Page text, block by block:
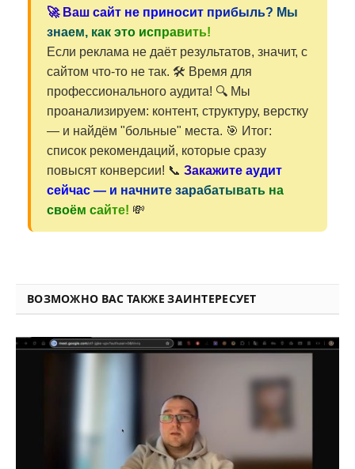
🚀 Ваш сайт не приносит прибыль? Мы
знаем, как это исправить!
Если реклама не даёт результатов, значит, с
сайтом что-то не так. 🛠️ Время для
профессионального аудита! 🔍 Мы
проанализируем: контент, структуру, верстку
— и найдём "больные" места. 🎯 Итог:
список рекомендаций, которые сразу
повысят конверсии! 📞 Закажите аудит
сейчас — и начните зарабатывать на
своём сайте! 💸
ВОЗМОЖНО ВАС ТАКЖЕ ЗАИНТЕРЕСУЕТ